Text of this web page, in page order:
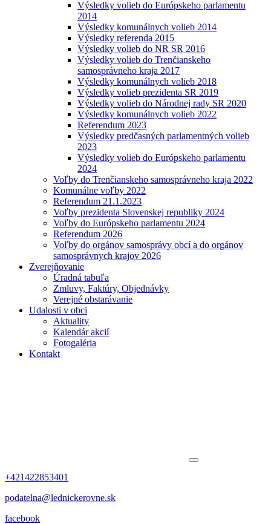
Výsledky volieb do Európskeho parlamentu
2014
Výsledky komunálnych volieb 2014
Výsledky referenda 2015
Výsledky volieb do NR SR 2016
Výsledky volieb do Trenčianskeho
samosprávneho kraja 2017
Výsledky komunálnych volieb 2018
Výsledky volieb prezidenta SR 2019
Výsledky volieb do Národnej rady SR 2020
Výsledky komunálnych volieb 2022
Referendum 2023
Výsledky predčasných parlamentných volieb
2023
Výsledky volieb do Európskeho parlamentu
2024
Voľby do Trenčianskeho samosprávneho kraja 2022
Komunálne voľby 2022
Referendum 21.1.2023
Voľby prezidenta Slovenskej republiky 2024
Voľby do Európskeho parlamentu 2024
Referendum 2026
Voľby do orgánov samosprávy obcí a do orgánov
samosprávnych krajov 2026
Zverejňovanie
Úradná tabuľa
Zmluvy, Faktúry, Objednávky
Verejné obstarávanie
Udalosti v obci
Aktuality
Kalendár akcií
Fotogaléria
Kontakt
+421422853401
podatelna@lednickerovne.sk
facebook